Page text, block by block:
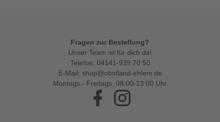
Fragen zur Bestellung?
Unser Team ist für dich da!
Telefon: 04141-939 70 50
E-Mail: shop@obstland-ehlers.de
Montags - Freitags: 08:00-13:00 Uhr
Facebook